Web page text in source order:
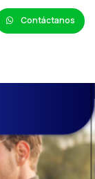
Contáctanos